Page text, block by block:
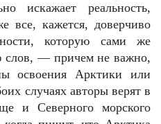
искажает реальность,
все, кажется, доверчиво
которую сами же
слов, — причем не важно,
освоения Арктики или
случаях авторы верят в
и Северного морского